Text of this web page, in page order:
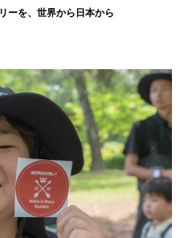
ーを、世界から日本から